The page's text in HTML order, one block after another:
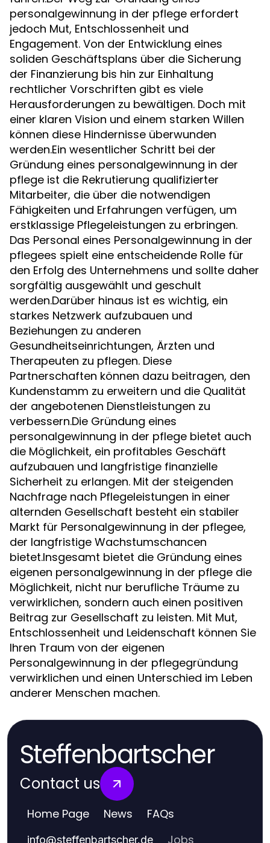
personalgewinnung in der pflege erfordert
jedoch Mut, Entschlossenheit und
Engagement. Von der Entwicklung eines
soliden Geschäftsplans über die Sicherung
der Finanzierung bis hin zur Einhaltung
rechtlicher Vorschriften gibt es viele
Herausforderungen zu bewältigen. Doch mit
einer klaren Vision und einem starken Willen
können diese Hindernisse überwunden
werden.Ein wesentlicher Schritt bei der
Gründung eines personalgewinnung in der
pflege ist die Rekrutierung qualifizierter
Mitarbeiter, die über die notwendigen
Fähigkeiten und Erfahrungen verfügen, um
erstklassige Pflegeleistungen zu erbringen.
Das Personal eines Personalgewinnung in der
pflegees spielt eine entscheidende Rolle für
den Erfolg des Unternehmens und sollte daher
sorgfältig ausgewählt und geschult
werden.Darüber hinaus ist es wichtig, ein
starkes Netzwerk aufzubauen und
Beziehungen zu anderen
Gesundheitseinrichtungen, Ärzten und
Therapeuten zu pflegen. Diese
Partnerschaften können dazu beitragen, den
Kundenstamm zu erweitern und die Qualität
der angebotenen Dienstleistungen zu
verbessern.Die Gründung eines
personalgewinnung in der pflege bietet auch
die Möglichkeit, ein profitables Geschäft
aufzubauen und langfristige finanzielle
Sicherheit zu erlangen. Mit der steigenden
Nachfrage nach Pflegeleistungen in einer
alternden Gesellschaft besteht ein stabiler
Markt für Personalgewinnung in der pflegee,
der langfristige Wachstumschancen
bietet.Insgesamt bietet die Gründung eines
eigenen personalgewinnung in der pflege die
Möglichkeit, nicht nur berufliche Träume zu
verwirklichen, sondern auch einen positiven
Beitrag zur Gesellschaft zu leisten. Mit Mut,
Entschlossenheit und Leidenschaft können Sie
Ihren Traum von der eigenen
Personalgewinnung in der pflegegründung
verwirklichen und einen Unterschied im Leben
anderer Menschen machen.
Steffenbartscher
Contact us
Home Page News FAQs
info@steffenbartscher.de Jobs